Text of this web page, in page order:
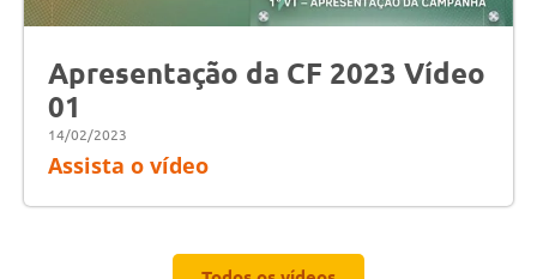
Apresentação da CF 2023 Vídeo
01
14/02/2023
Assista o vídeo